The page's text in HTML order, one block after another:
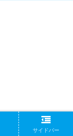
サイドバー